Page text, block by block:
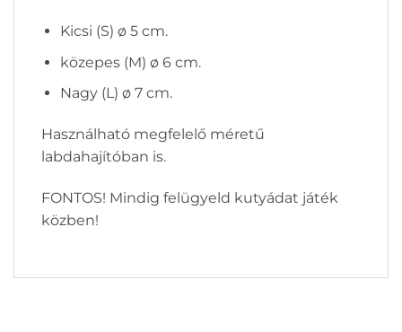
Kicsi (S) ø 5 cm.
közepes (M) ø 6 cm.
Nagy (L) ø 7 cm.
Használható megfelelő méretű
labdahajítóban is.
FONTOS! Mindig felügyeld kutyádat játék
közben!